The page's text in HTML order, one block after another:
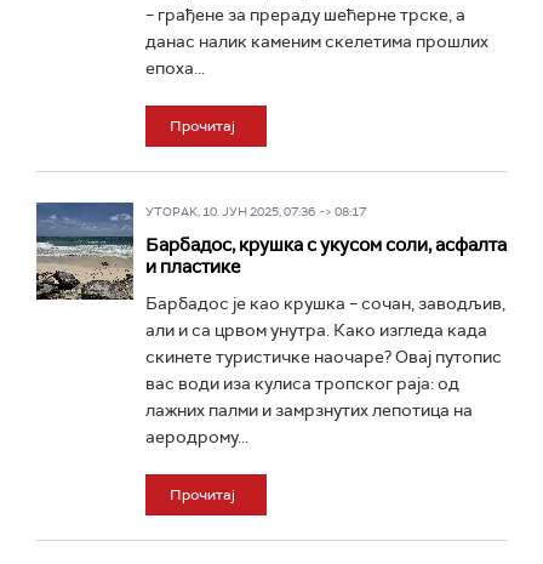
– грађене за прераду шећерне трске, а
данас налик каменим скелетима прошлих
епоха...
Прочитај
УТОРАК, 10. ЈУН 2025, 07:36 -> 08:17
Барбадос, крушка с укусом соли, асфалта
и пластике
Барбадос је као крушка – сочан, заводљив,
али и са црвом унутра. Како изгледа када
скинете туристичке наочаре? Овај путопис
вас води иза кулиса тропског раја: од
лажних палми и замрзнутих лепотица на
аеродрому...
Прочитај